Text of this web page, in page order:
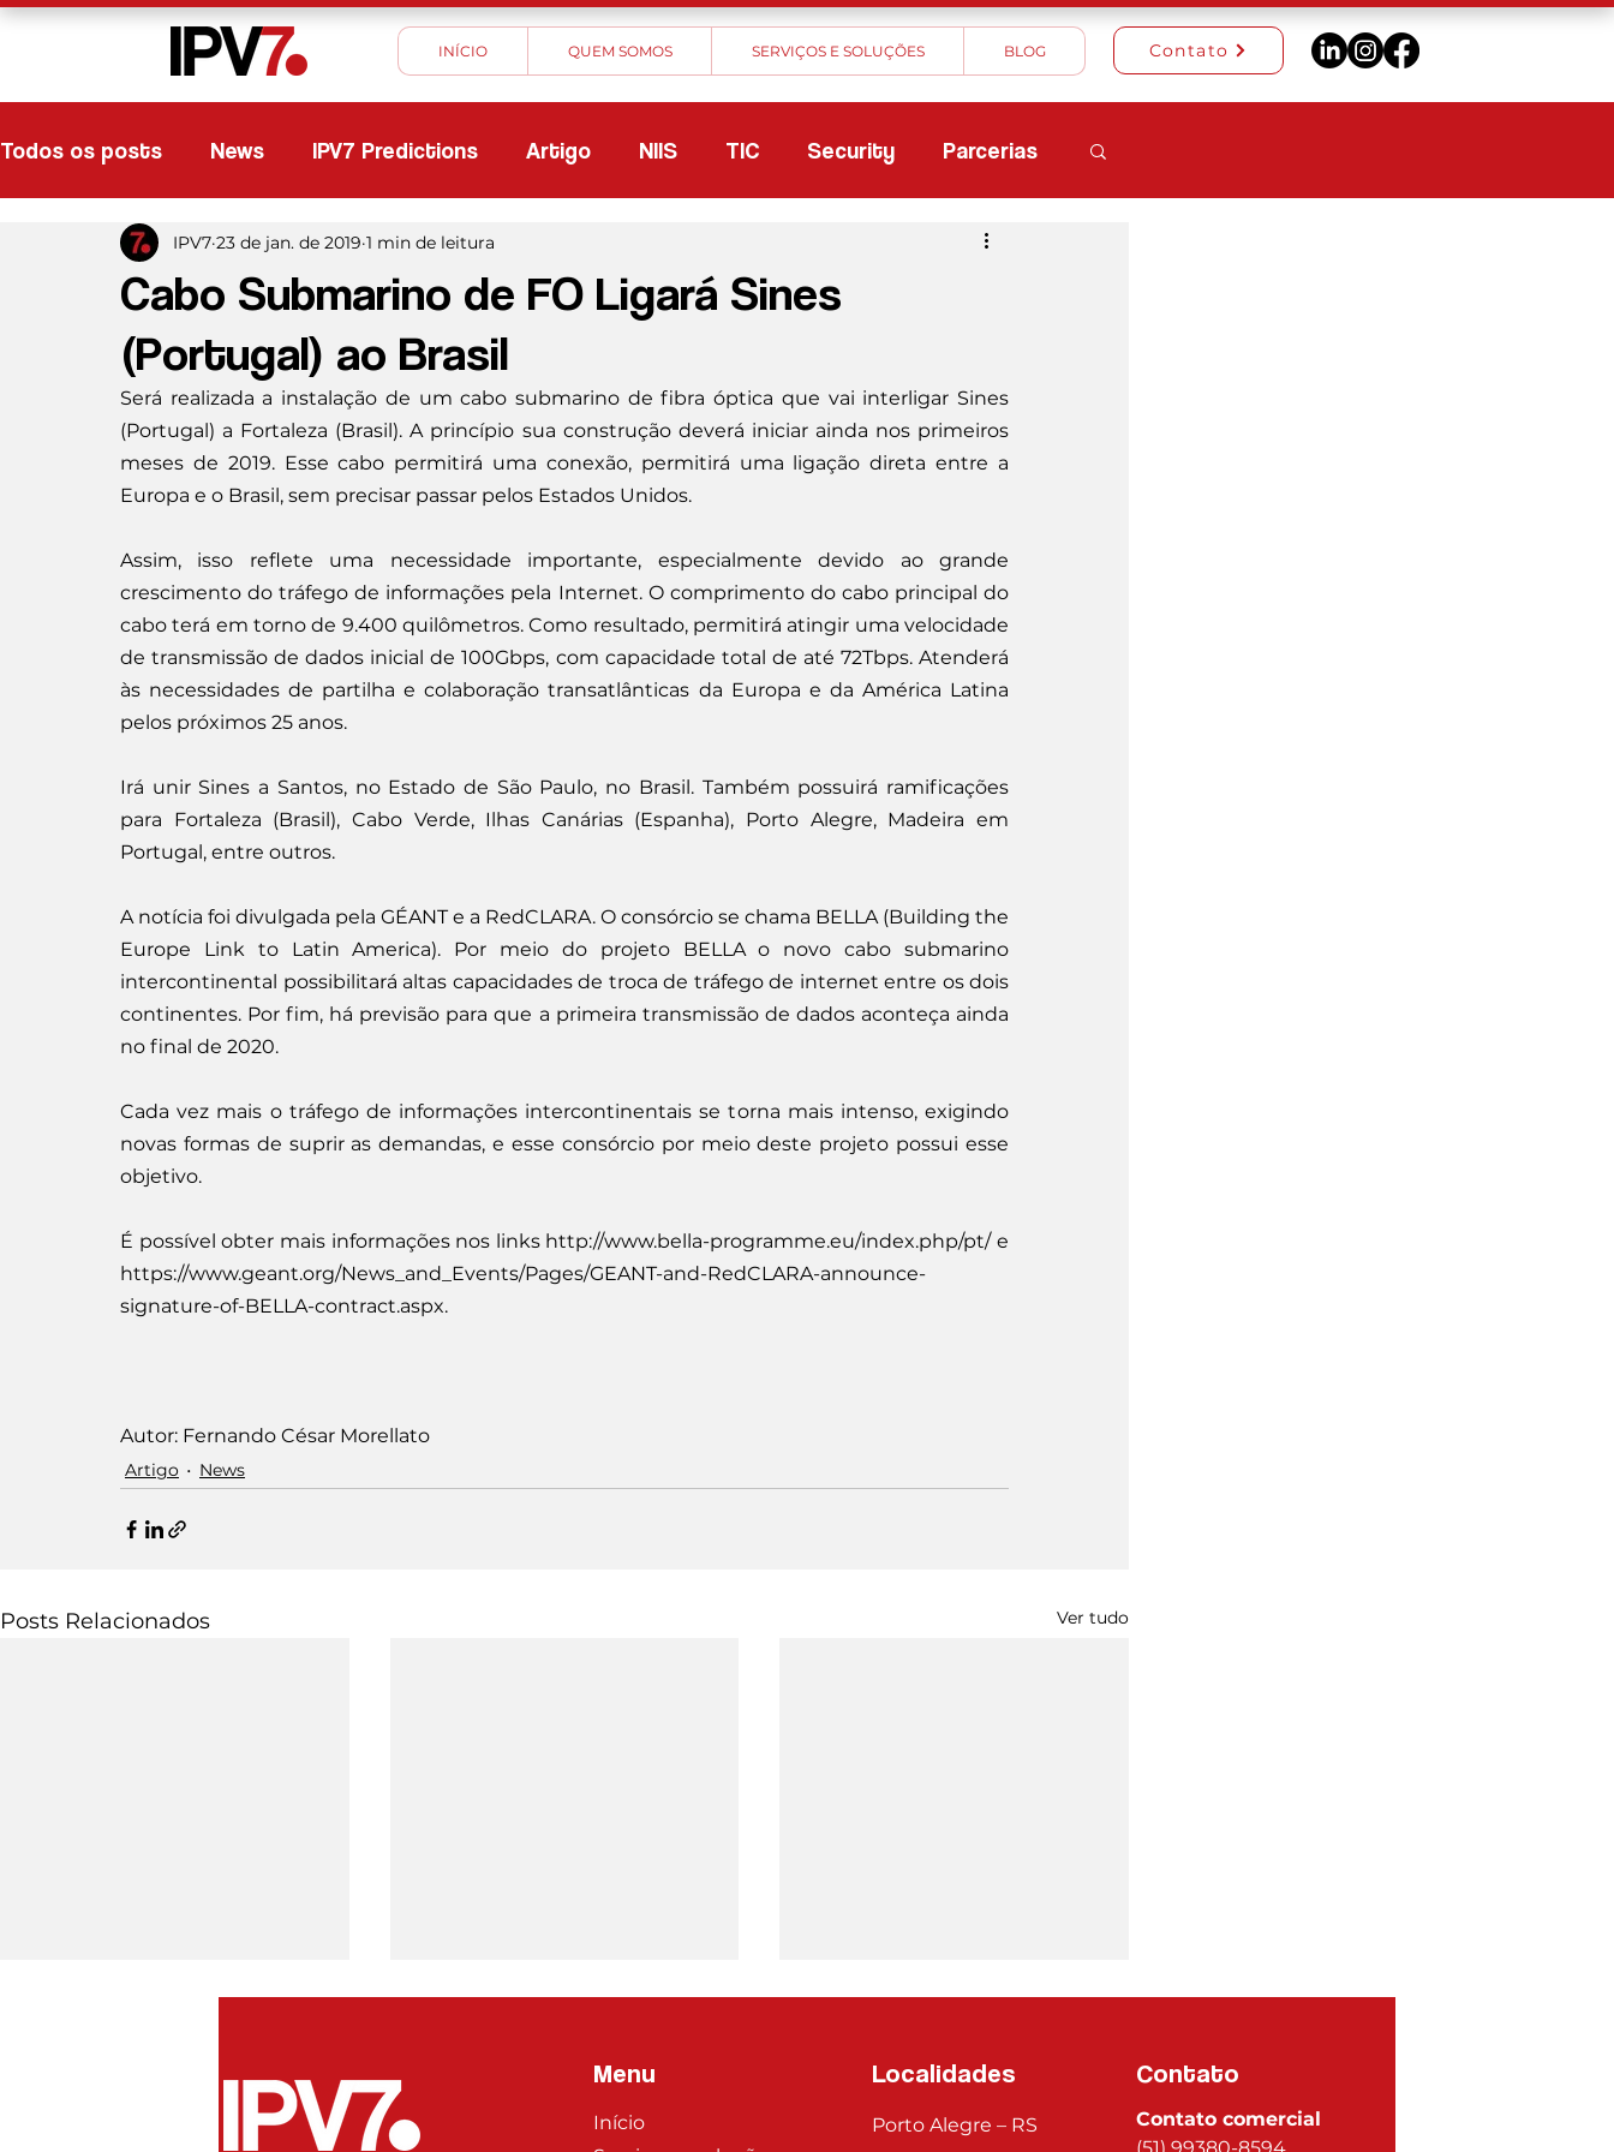
INÍCIO QUEM SOMOS SERVIÇOS E SOLUÇÕES BLOG Contato
Todos os posts News IPV7 Predictions Artigo NIIS TIC Security Parcerias
Cabo Submarino de FO Ligará Sines
(Portugal) ao Brasil
IPV7 23 de jan. de 2019 1 min de leitura
Será realizada a instalação de um cabo submarino de fibra óptica que vai interligar Sines
(Portugal) a Fortaleza (Brasil). A princípio sua construção deverá iniciar ainda nos primeiros
meses de 2019. Esse cabo permitirá uma conexão, permitirá uma ligação direta entre a
Europa e o Brasil, sem precisar passar pelos Estados Unidos.
Assim, isso reflete uma necessidade importante, especialmente devido ao grande
crescimento do tráfego de informações pela Internet. O comprimento do cabo principal do
cabo terá em torno de 9.400 quilômetros. Como resultado, permitirá atingir uma velocidade
de transmissão de dados inicial de 100Gbps, com capacidade total de até 72Tbps. Atenderá
às necessidades de partilha e colaboração transatlânticas da Europa e da América Latina
pelos próximos 25 anos.
Irá unir Sines a Santos, no Estado de São Paulo, no Brasil. Também possuirá ramificações
para Fortaleza (Brasil), Cabo Verde, Ilhas Canárias (Espanha), Porto Alegre, Madeira em
Portugal, entre outros.
A notícia foi divulgada pela GÉANT e a RedCLARA. O consórcio se chama BELLA (Building the
Europe Link to Latin America). Por meio do projeto BELLA o novo cabo submarino
intercontinental possibilitará altas capacidades de troca de tráfego de internet entre os dois
continentes. Por fim, há previsão para que a primeira transmissão de dados aconteça ainda
no final de 2020.
Cada vez mais o tráfego de informações intercontinentais se torna mais intenso, exigindo
novas formas de suprir as demandas, e esse consórcio por meio deste projeto possui esse
objetivo.
É possível obter mais informações nos links http://www.bella-programme.eu/index.php/pt/ e
https://www.geant.org/News_and_Events/Pages/GEANT-and-RedCLARA-announce-
signature-of-BELLA-contract.aspx.
Autor: Fernando César Morellato
Artigo News
Posts Relacionados Ver tudo
Menu
Início
Localidades
Porto Alegre – RS
Contato
Contato comercial